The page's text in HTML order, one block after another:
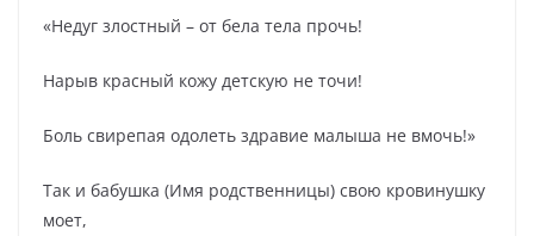
«Недуг злостный – от бела тела прочь!
Нарыв красный кожу детскую не точи!
Боль свирепая одолеть здравие малыша не вмочь!»
Так и бабушка (Имя родственницы) свою кровинушку
моет,